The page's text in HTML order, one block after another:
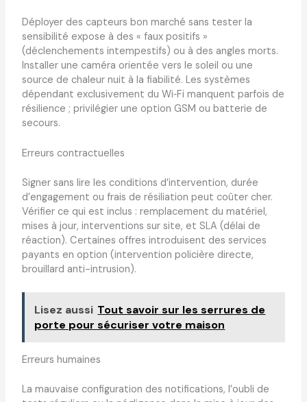
Déployer des capteurs bon marché sans tester la
sensibilité expose à des « faux positifs »
(déclenchements intempestifs) ou à des angles morts.
Installer une caméra orientée vers le soleil ou une
source de chaleur nuit à la fiabilité. Les systèmes
dépendant exclusivement du Wi‑Fi manquent parfois de
résilience ; privilégier une option GSM ou batterie de
secours.
Erreurs contractuelles
Signer sans lire les conditions d’intervention, durée
d’engagement ou frais de résiliation peut coûter cher.
Vérifier ce qui est inclus : remplacement du matériel,
mises à jour, interventions sur site, et SLA (délai de
réaction). Certaines offres introduisent des services
payants en option (intervention policière directe,
brouillard anti-intrusion).
Lisez aussi Tout savoir sur les serrures de
porte pour sécuriser votre maison
Erreurs humaines
La mauvaise configuration des notifications, l’oubli de